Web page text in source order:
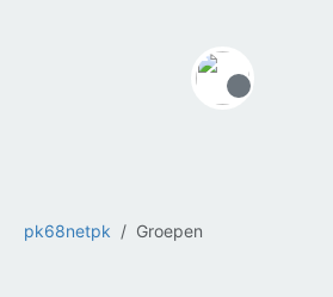
pk68netpk Groepen
Offline